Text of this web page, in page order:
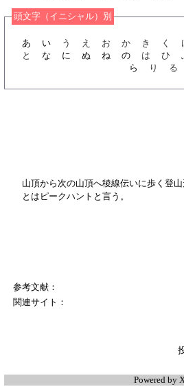
頭文字（イニシャル）別
う え お か き く
と
は ひ
り る
山頂から次の山頂へ稜線伝いに歩く登
とはピークハントと言う。
参考文献：
関連サイト：
Powered by